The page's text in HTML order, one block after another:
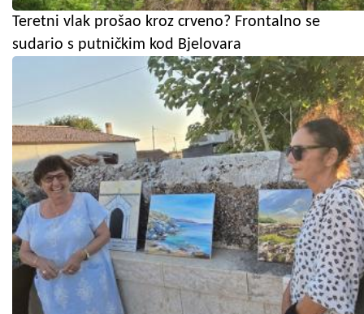
Teretni vlak prošao kroz crveno? Frontalno se
sudario s putničkim kod Bjelovara